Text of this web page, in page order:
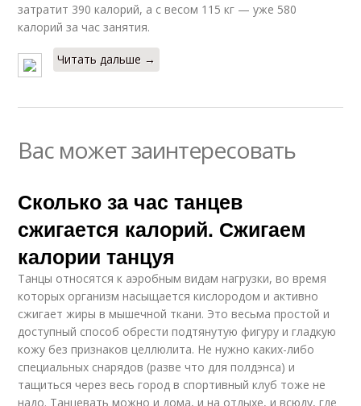
затратит 390 калорий, а с весом 115 кг — уже 580
калорий за час занятия.
Читать дальше →
Вас может заинтересовать
Сколько за час танцев
сжигается калорий. Сжигаем
калории танцуя
Танцы относятся к аэробным видам нагрузки, во время
которых организм насыщается кислородом и активно
сжигает жиры в мышечной ткани. Это весьма простой и
доступный способ обрести подтянутую фигуру и гладкую
кожу без признаков целлюлита. Не нужно каких-либо
специальных снарядов (разве что для полдэнса) и
тащиться через весь город в спортивный клуб тоже не
надо. Танцевать можно и дома, и на отдыхе, и всюду, где